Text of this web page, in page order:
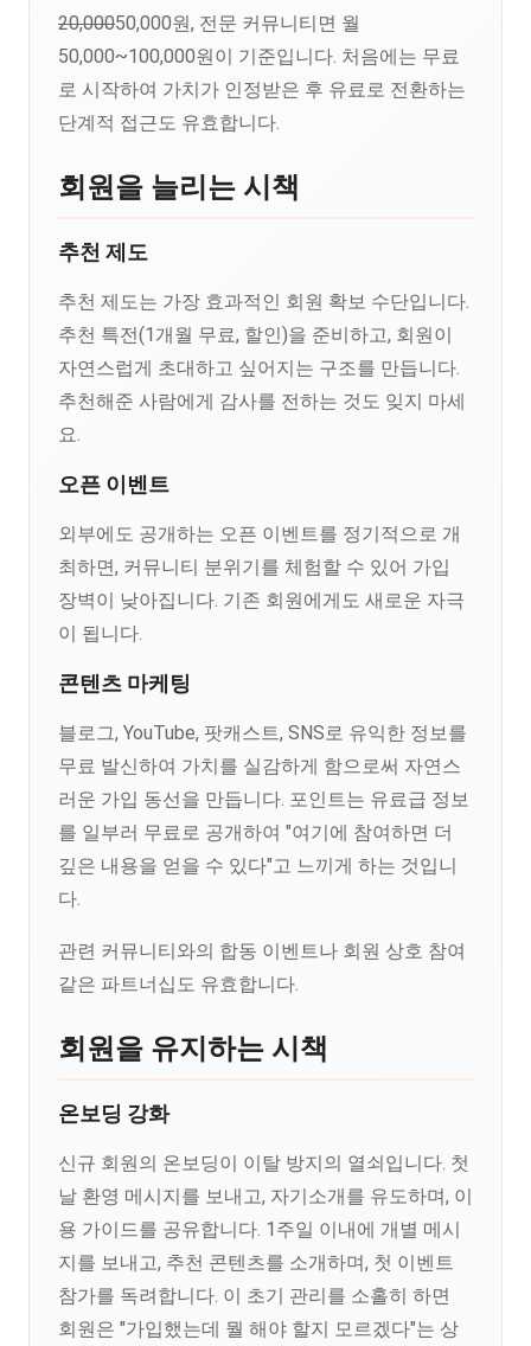
20,00050,000원, 전문 커뮤니티면 월
50,000~100,000원이 기준입니다. 처음에는 무료
로 시작하여 가치가 인정받은 후 유료로 전환하는
단계적 접근도 유효합니다.
회원을 늘리는 시책
추천 제도
추천 제도는 가장 효과적인 회원 확보 수단입니다.
추천 특전(1개월 무료, 할인)을 준비하고, 회원이
자연스럽게 초대하고 싶어지는 구조를 만듭니다.
추천해준 사람에게 감사를 전하는 것도 잊지 마세
요.
오픈 이벤트
외부에도 공개하는 오픈 이벤트를 정기적으로 개
최하면, 커뮤니티 분위기를 체험할 수 있어 가입
장벽이 낮아집니다. 기존 회원에게도 새로운 자극
이 됩니다.
콘텐츠 마케팅
블로그, YouTube, 팟캐스트, SNS로 유익한 정보를
무료 발신하여 가치를 실감하게 함으로써 자연스
러운 가입 동선을 만듭니다. 포인트는 유료급 정보
를 일부러 무료로 공개하여 "여기에 참여하면 더
깊은 내용을 얻을 수 있다"고 느끼게 하는 것입니
다.
관련 커뮤니티와의 합동 이벤트나 회원 상호 참여
같은 파트너십도 유효합니다.
회원을 유지하는 시책
온보딩 강화
신규 회원의 온보딩이 이탈 방지의 열쇠입니다. 첫
날 환영 메시지를 보내고, 자기소개를 유도하며, 이
용 가이드를 공유합니다. 1주일 이내에 개별 메시
지를 보내고, 추천 콘텐츠를 소개하며, 첫 이벤트
참가를 독려합니다. 이 초기 관리를 소홀히 하면
회원은 "가입했는데 뭘 해야 할지 모르겠다"는 상